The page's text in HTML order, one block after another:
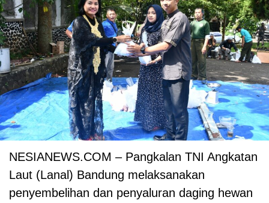
NESIANEWS.COM – Pangkalan TNI Angkatan
Laut (Lanal) Bandung melaksanakan
penyembelihan dan penyaluran daging hewan